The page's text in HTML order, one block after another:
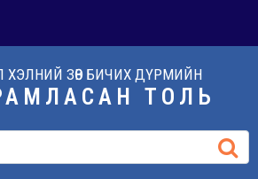
ХЭЛНИЙ ЗӨВ БИЧИХ ДҮРМИЙН
ТОЛЬ